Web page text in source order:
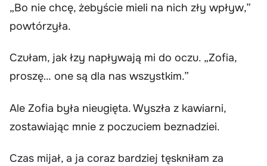
„Bo nie chcę, żebyście mieli na nich zły wpływ,”
powtórzyła.
Czułam, jak łzy napływają mi do oczu. „Zofia,
proszę… one są dla nas wszystkim.”
Ale Zofia była nieugięta. Wyszła z kawiarni,
zostawiając mnie z poczuciem beznadziei.
Czas mijał, a ja coraz bardziej tęskniłam za